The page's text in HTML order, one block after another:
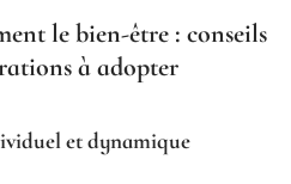
le bien-être : conseils
à adopter
et dynamique